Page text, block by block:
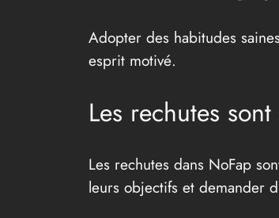
Adopter des habitudes
esprit motivé.
Les rechutes
Les rechutes dans NoFap
leurs objectifs et demander